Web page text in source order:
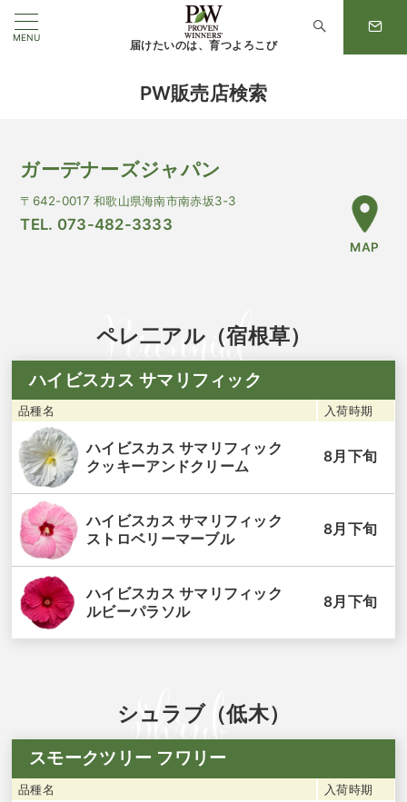
MENU
届けたいのは、育つよろこび
PW販売店検索
ガーデナーズジャパン
〒642-0017 和歌山県海南市南赤坂3-3
TEL. 073-482-3333
MAP
ペレ二アル（宿根草）
ハイビスカス サマリフィック
品種名 入荷時期
ハイビスカス サマリフィック
クッキーアンドクリーム
8月下旬
ハイビスカス サマリフィック
ストロベリーマーブル
8月下旬
ハイビスカス サマリフィック
ルビーパラソル
8月下旬
シュラブ（低木）
スモークツリー フワリー
品種名 入荷時期